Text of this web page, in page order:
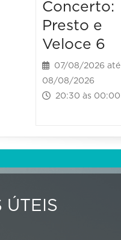
Concerto:
Presto e
Veloce 6
07/08/2026 até
08/08/2026
20:30 às 00:00
ÚTEIS